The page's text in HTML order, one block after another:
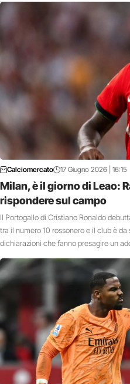
Calciomercato 17 Giugno 2026 | 16:15
Milan, è il giorno di Leao:
rispondere sul campo
Il Portogallo di Cristiano Ronaldo
tra il numero 10 rossonero e il club è
dichiarazioni che fanno presagire un